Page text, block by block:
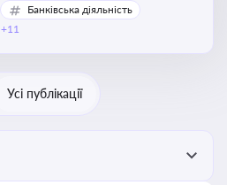
Банківська діяльність
+11
Усі публікації